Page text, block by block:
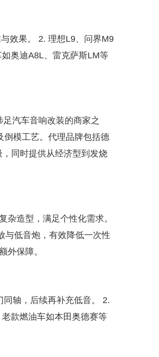
效果。 2. 理想L9、问界M9
奥迪A8L、雷克萨斯LM等
汽车音响改装的商家之
倒模工艺。代理品牌包括德
同时提供从经济型到发烧
杂造型，满足个性化需求。
与低音炮，有效降低一次性
外保障。
轴，后续再补充低音。 2.
款燃油车如本田奥德赛等